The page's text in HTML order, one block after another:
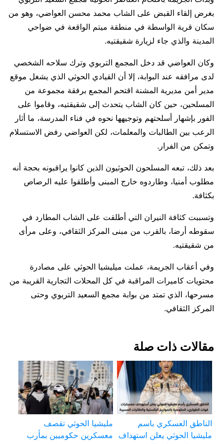
بغرض إلقاء القبض على الشاب محمد محسن العواضي، وهو من
سكان قرية الواسطة في منطقة ميتم الواقعة في ضواحي
المدينة والذي جاء لزيارة شقيقتيه.
وكان العواضي قد دخل المجمع التربوي وترك سلاحه الشخصي
لدى مرافقه عند البوابة، إلا أن القيادي الحوثي الذي يشغل موقع
مدير أمن مديرية المشنة اقتحم المجمع برفقة مجموعة من
المسلحين، حين كان الشاب يتحدث إلى شقيقتيه، وقاموا على
الفور بإشهار أسلحتهم وتوجيهها نحوه في فناء المدرسة، ما أثار
الرعب بين الطالبات والمعلمات، لكن العواضي رفض الاستسلام
وتمكن من الفرار.
بعد ذلك، تبعه المسلحون الحوثيون الذين كانوا يراقبونه بحجة أنه
مطلوب أمنيا، وطاردوه خارج المبنى وأطلقوا عليه الرصاص
بكثافة.
وتسببت كثافة النيران التي أطلقت على الشاب المطارد في
سقوطه أرضا، بالقرب من مبنى المركز الثقافي، وعلى مرأى
من شقيقتيه.
وفي أعقاب الجريمة، عملت ميليشيا الحوثي على مصادرة
محتويات كاميرات المراقبة في كل المحلات التجارية القريبة من
مسرحها، الذي تمتد من بوابة مجمع السعيد التربوي وحتى
المركز الثقافي.
مقالات ذات صلة
الناطق العسكري باسم
مليشيا الحوثي يعلن استهداف
مليشيا الحوثي تقصف
معسكرين حكوميين بمأرب